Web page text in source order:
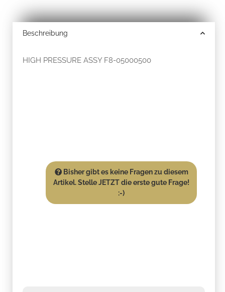
Beschreibung
HIGH PRESSURE ASSY F8-05000500
Bisher gibt es keine Fragen zu diesem
Artikel. Stelle JETZT die erste gute Frage!
:-)